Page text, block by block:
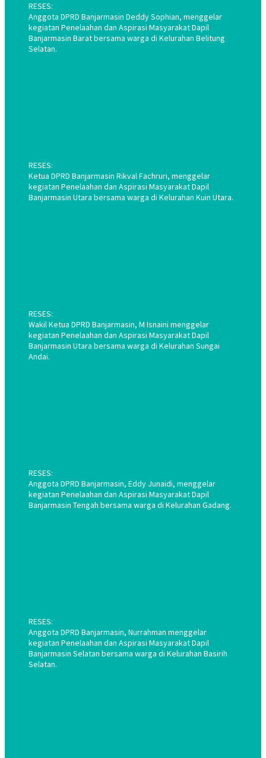
RESES:
Anggota DPRD Banjarmasin Deddy Sophian, menggelar
kegiatan Penelaahan dan Aspirasi Masyarakat Dapil
Banjarmasin Barat bersama warga di Kelurahan Belitung
Selatan.
RESES:
Ketua DPRD Banjarmasin Rikval Fachruri, menggelar
kegiatan Penelaahan dan Aspirasi Masyarakat Dapil
Banjarmasin Utara bersama warga di Kelurahan Kuin Utara.
RESES:
Wakil Ketua DPRD Banjarmasin, M Isnaini menggelar
kegiatan Penelaahan dan Aspirasi Masyarakat Dapil
Banjarmasin Utara bersama warga di Kelurahan Sungai
Andai.
RESES:
Anggota DPRD Banjarmasin, Eddy Junaidi, menggelar
kegiatan Penelaahan dan Aspirasi Masyarakat Dapil
Banjarmasin Tengah bersama warga di Kelurahan Gadang.
RESES:
Anggota DPRD Banjarmasin, Nurrahman menggelar
kegiatan Penelaahan dan Aspirasi Masyarakat Dapil
Banjarmasin Selatan bersama warga di Kelurahan Basirih
Selatan.